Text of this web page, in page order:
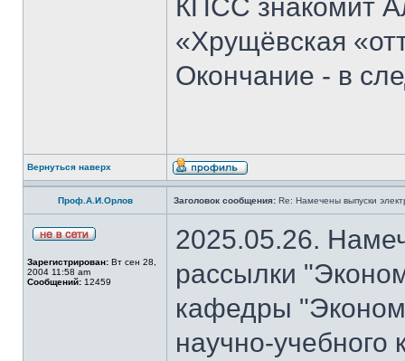
КПСС знакомит
«Хрущёвская
Окончание - в
Вернуться наверх
Проф.А.И.Орлов Заголовок сообщения: Re: Намечены выпуски
Зарегистрирован: Вт сен 28,
2004 11:58 am
Сообщений: 12459
2025.05.26.
рассылки
кафедры
научно-